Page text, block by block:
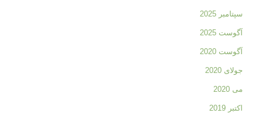
سپتامبر 2025
آگوست 2025
آگوست 2020
جولای 2020
می 2020
اکتبر 2019